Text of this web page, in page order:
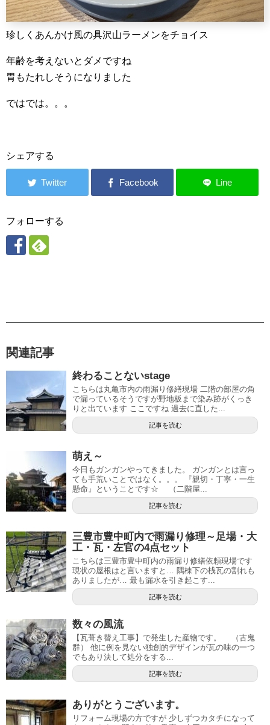
珍しくあんかけ風の具沢山ラーメンをチョイス
年齢を考えないとダメですね
胃もたれしそうになりました
ではでは。。。
シェアする
フォローする
関連記事
終わることないstage
こちらは丸亀市内の雨漏り修繕現場 二階の部屋の角
で漏っているそうですが野地板まで染み跡がくっき
りと出ています ここですね 過去に直した...
記事を読む
萌え～
今日もガンガンやってきました。 ガンガンとは言っ
ても手荒いことではなく。。。 『親切・丁寧・一生
懸命』ということです☆ （二階屋...
記事を読む
三豊市豊中町内で雨漏り修理～足場・大
工・瓦・左官の4点セット
こちらは三豊市豊中町内の雨漏り修繕依頼現場です
現状の屋根はと言いますと… 隅棟下の桟瓦の割れも
ありましたが… 最も漏水を引き起こす...
記事を読む
数々の風流
【瓦葺き替え工事】で発生した産物です。 （古鬼
群） 他に例を見ない独創的デザインが瓦の味の一つ
でもあり決して処分をする...
記事を読む
ありがとうございます。
リフォーム現場の方ですが 少しずつカタチになって